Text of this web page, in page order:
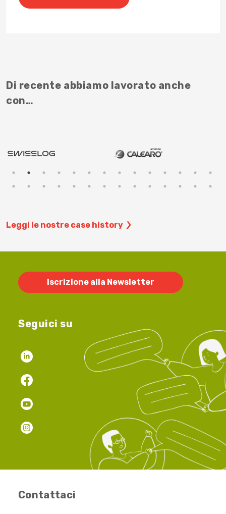
Di recente abbiamo lavorato anche
con…
Leggi le nostre case history
Iscrizione alla Newsletter
Seguici su
Contattaci